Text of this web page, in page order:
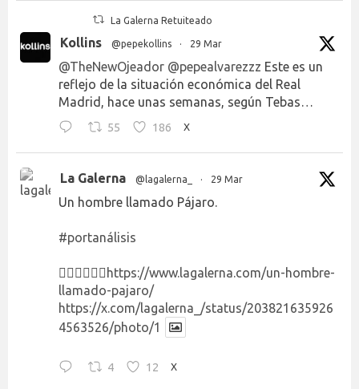
La Galerna Retuiteado
Kollins @pepekollins · 29 Mar
@TheNewOjeador @pepealvarezzz Este es un
reflejo de la situación económica del Real
Madrid, hace unas semanas, según Tebas…
55 186 X
La Galerna @lagalerna_ · 29 Mar
Un hombre llamado Pájaro.
#portanálisis
👉🏻👉🏻👉🏻 https://www.lagalerna.com/un-hombre-
llamado-pajaro/
https://x.com/lagalerna_/status/203821635926
4563526/photo/1
4 12 X